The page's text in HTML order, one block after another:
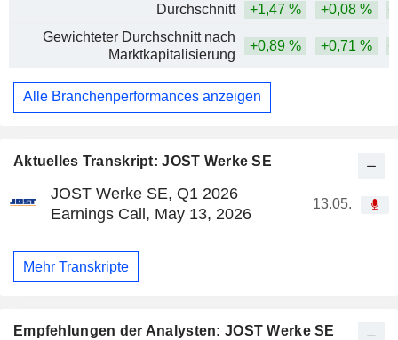
Aktuelles Transkript: JOST Werke SE
JOST Werke SE, Q1 2026
Earnings Call, May 13, 2026
13.05.
Mehr Transkripte
Empfehlungen der Analysten: JOST Werke SE
Durchschnitt
+1,47 % +0,08 %
Gewichteter Durchschnitt nach
Marktkapitalisierung
+0,89 % +0,71 %
Alle Branchenperformances anzeigen